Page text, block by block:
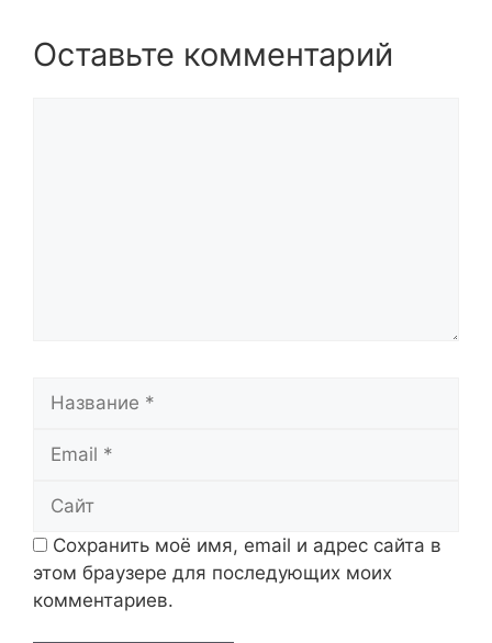
Оставьте комментарий
Сохранить моё имя, email и адрес сайта в
этом браузере для последующих моих
комментариев.